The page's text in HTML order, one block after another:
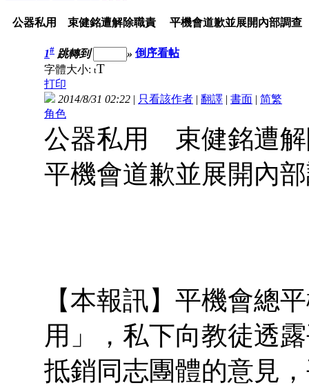
公器私用 束健銘遭解除職責 平機會道歉並展開內部調查
1# 跳轉到 » 倒序看帖
字體大小: tT
打印
2014/8/31 02:22 | 只看該作者 | 翻譯 | 書面 | 简繁
角色
公器私用 束健銘遭
平機會道歉並展開內
【本報訊】平機會總
用」，私下向教徒透
抵銷同志團體的意見